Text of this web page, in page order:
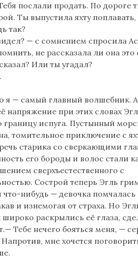
послали продать. По дороге
Ты выпустила яхту поплавать,
так?
— с сомнением спросила
не рассказала ли она
Или ты угадал?
я — самый главный волшебник.
напряжение при этих словах
границу испуга. Пустынный
томительное приключение с
старика сo сверкающими
его бороды и волос стали
сверхъестественного с
Сострой теперь Эгль
что-нибудь — девочка помчалась
и изнемогая от страха. Но
широко раскрылись её глаза,
Тебе нечего бояться меня, —
мне хочется